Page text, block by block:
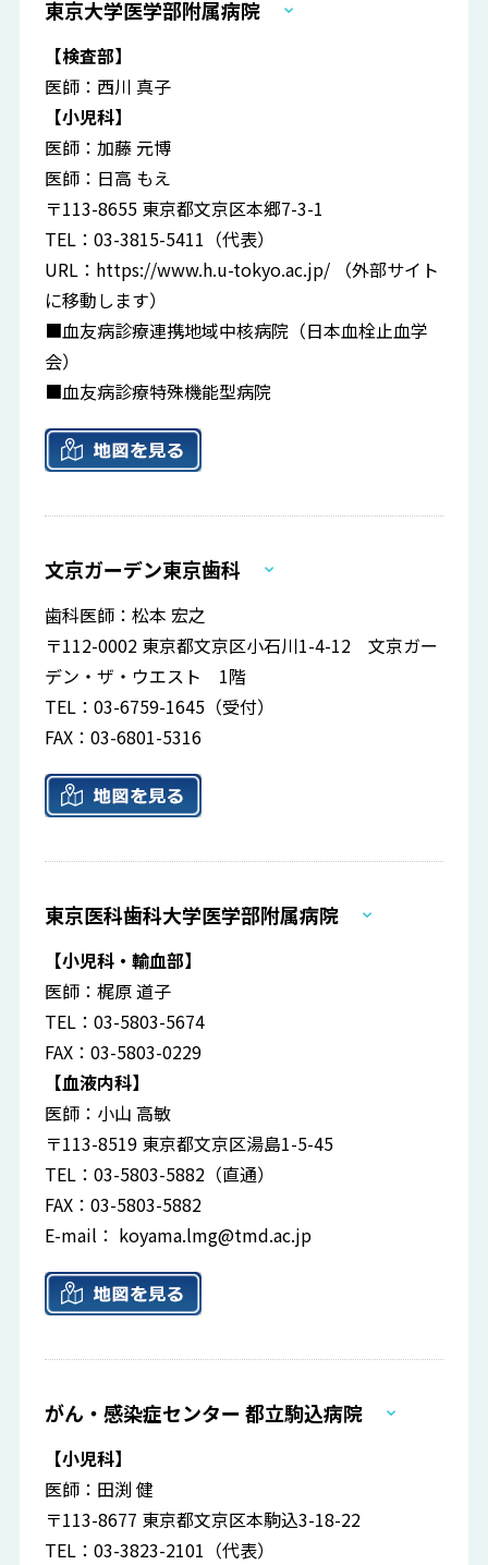
東京大学医学部附属病院
【検査部】
医師：西川 真子
【小児科】
医師：加藤 元博
医師：日高 もえ
〒113-8655 東京都文京区本郷7-3-1
TEL：03-3815-5411（代表）
URL： https://www.h.u-tokyo.ac.jp/ （外部サイト
に移動します）
■血友病診療連携地域中核病院（日本血栓止血学
会）
■血友病診療特殊機能型病院
文京ガーデン東京歯科
歯科医師：松本 宏之
〒112-0002 東京都文京区小石川1-4-12 文京ガー
デン・ザ・ウエスト 1階
TEL：03-6759-1645（受付）
FAX：03-6801-5316
東京医科歯科大学医学部附属病院
【小児科・輸血部】
医師：梶原 道子
TEL：03-5803-5674
FAX：03-5803-0229
【血液内科】
医師：小山 高敏
〒113-8519 東京都文京区湯島1-5-45
TEL：03-5803-5882（直通）
FAX：03-5803-5882
E-mail： koyama.lmg@tmd.ac.jp
がん・感染症センター 都立駒込病院
【小児科】
医師：田渕 健
〒113-8677 東京都文京区本駒込3-18-22
TEL：03-3823-2101（代表）